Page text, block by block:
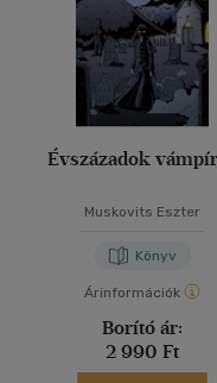
Évszázadok
Muskovits Eszter
Könyv
Árinformációk
Borító ár:
2 990 Ft